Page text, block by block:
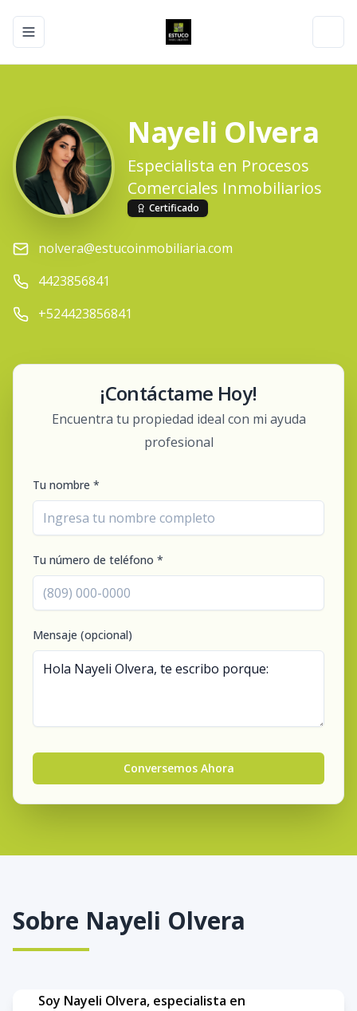
Toggle navigation menu
Nayeli Olvera
Especialista en Procesos
Comerciales Inmobiliarios
Certificado
nolvera@estucoinmobiliaria.com
4423856841
+524423856841
¡Contáctame Hoy!
Encuentra tu propiedad ideal con mi ayuda
profesional
Tu nombre *
Tu número de teléfono *
Mensaje (opcional)
Conversemos Ahora
Sobre Nayeli Olvera
Soy Nayeli Olvera, especialista en